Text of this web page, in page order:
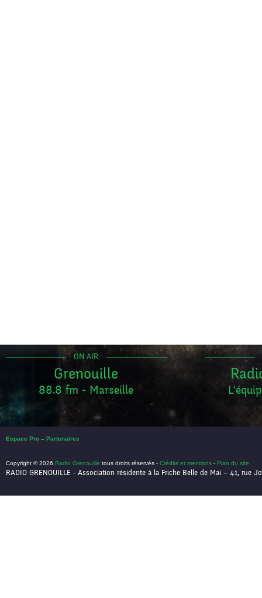
ON AIR
Grenouille
88.8 fm - Marseille
Espace Pro – Partenaires
Copyright © 2026 Radio Grenouille tous droits réservés - Crédits et mentions - Plan du site
RADIO GRENOUILLE - Association résidente à la Friche Belle de Mai – 41, rue